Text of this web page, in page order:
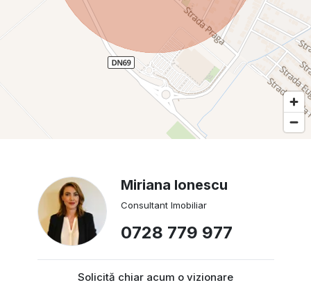
Miriana Ionescu
Consultant Imobiliar
0728 779 977
Solicită chiar acum o vizionare